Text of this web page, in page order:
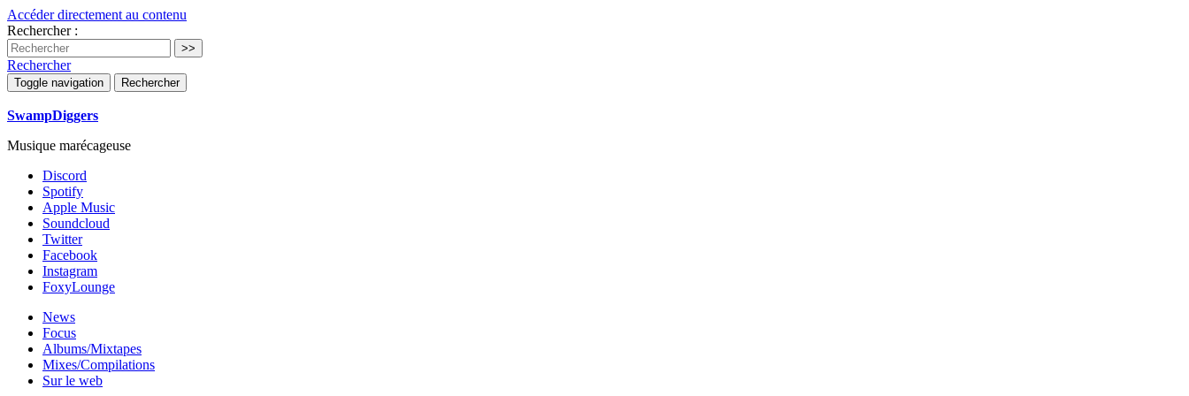
Accéder directement au contenu
Rechercher :
Rechercher
Toggle navigation Rechercher
SwampDiggers
Musique marécageuse
Discord
Spotify
Apple Music
Soundcloud
Twitter
Facebook
Instagram
FoxyLounge
News
Focus
Albums/Mixtapes
Mixes/Compilations
Sur le web